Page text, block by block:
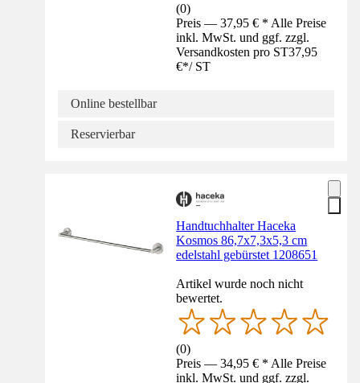
(0)
Preis — 37,95 € * Alle Preise
inkl. MwSt. und ggf. zzgl.
Versandkosten pro ST37,95
€*/ ST
Online bestellbar
Reservierbar
Handtuchhalter Haceka
Kosmos 86,7x7,3x5,3 cm
edelstahl gebürstet 1208651
Artikel wurde noch nicht
bewertet.
(0)
Preis — 34,95 € * Alle Preise
inkl. MwSt. und ggf. zzgl.